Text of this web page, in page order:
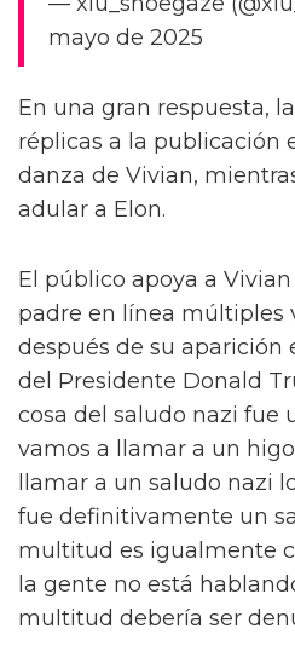
mayo de 2025
En una gran respuesta,
réplicas a la publicación
danza de Vivian,
adular a Elon.
El público apoya a
padre en línea múltiples
después de su aparición
del Presidente Donald
cosa del saludo nazi fue
vamos a llamar a un
llamar a un saludo nazi
fue definitivamente un
multitud es igualmente
la gente no está
multitud debería ser